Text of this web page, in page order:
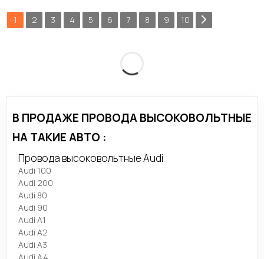
1 2 3 4 5 6 7 8 9 10
В ПРОДАЖЕ ПРОВОДА ВЫСОКОВОЛЬТНЫЕ
НА ТАКИЕ АВТО :
Провода высоковольтные Audi
Audi 100
Audi 200
Audi 80
Audi 90
Audi A1
Audi A2
Audi A3